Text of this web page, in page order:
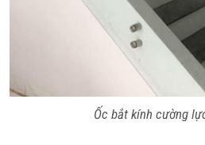
Ốc bắt kính cường